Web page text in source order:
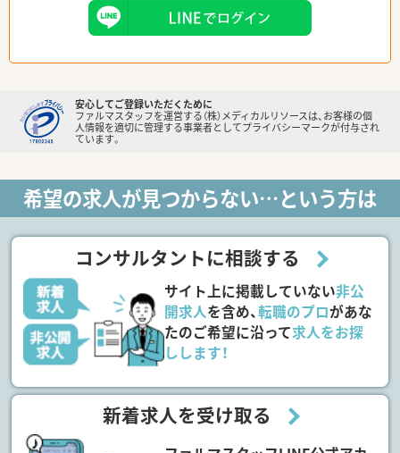
安心してご登録いただくために
ファルマスタッフを運営する（株）メディカルリソースは、お客様の個
人情報を適切に管理する事業者としてプライバシーマークが付与され
ています。
希望の求人が見つからない…という方は
コンサルタントに相談する
サイト上に掲載していない非公
開求人を含め、転職のプロがあな
たのご希望に沿って求人をお探
しします！
新着求人を受け取る